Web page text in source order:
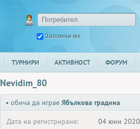
Запомни ме
ТУРНИРИ АКТИВНОСТ ФОРУМ
Nevidim_80
• обича да играе Ябълкова градина
Дата на регистриране:
04 юни 2020